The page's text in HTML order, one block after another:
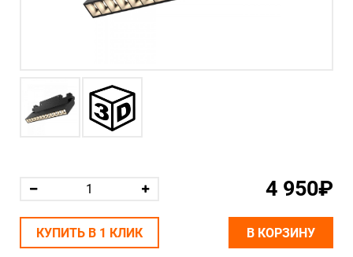
4 950₽
КУПИТЬ В 1 КЛИК В КОРЗИНУ